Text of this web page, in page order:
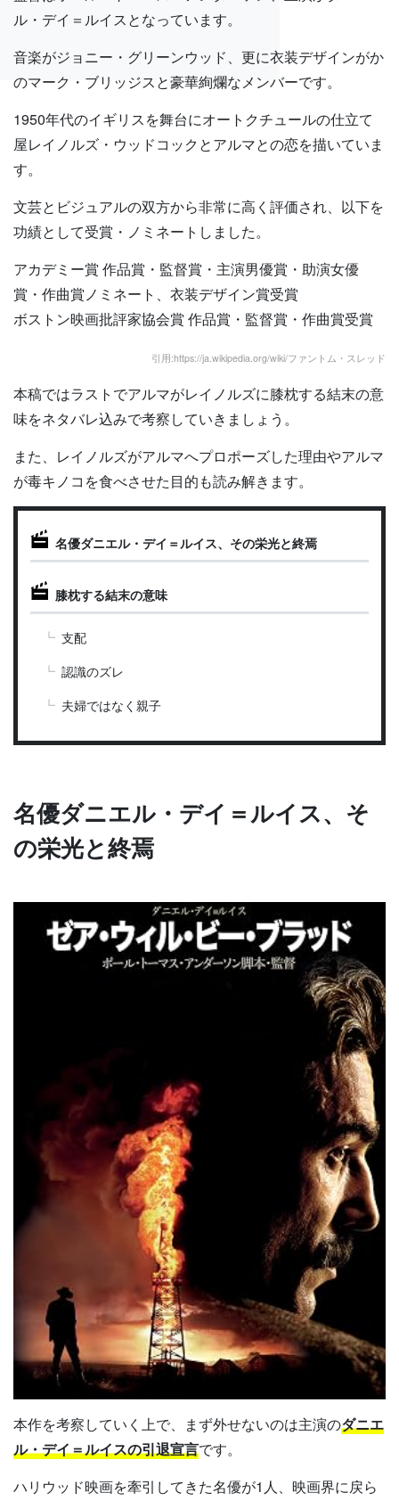
ル・デイ＝ルイスとなっています。
音楽がジョニー・グリーンウッド、更に衣装デザインがか
のマーク・ブリッジスと豪華絢爛なメンバーです。
1950年代のイギリスを舞台にオートクチュールの仕立て
屋レイノルズ・ウッドコックとアルマとの恋を描いていま
す。
文芸とビジュアルの双方から非常に高く評価され、以下を
功績として受賞・ノミネートしました。
アカデミー賞 作品賞・監督賞・主演男優賞・助演女優
賞・作曲賞ノミネート、衣装デザイン賞受賞
ボストン映画批評家協会賞 作品賞・監督賞・作曲賞受賞
引用:https://ja.wikipedia.org/wiki/ファントム・スレッド
本稿ではラストでアルマがレイノルズに膝枕する結末の意
味をネタバレ込みで考察していきましょう。
また、レイノルズがアルマへプロポーズした理由やアルマ
が毒キノコを食べさせた目的も読み解きます。
名優ダニエル・デイ＝ルイス、その栄光と終焉
膝枕する結末の意味
支配
認識のズレ
夫婦ではなく親子
名優ダニエル・デイ＝ルイス、そ
の栄光と終焉
本作を考察していく上で、まず外せないのは主演のダニエ
ル・デイ＝ルイスの引退宣言です。
ハリウッド映画を牽引してきた名優が1人、映画界に戻ら